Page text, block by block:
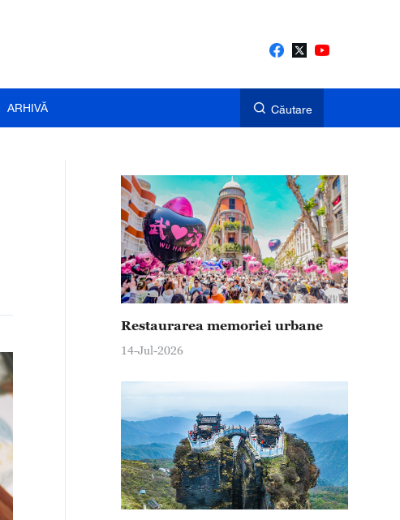
ARHIVĂ Căutare
Restaurarea memoriei urbane
14-Jul-2026